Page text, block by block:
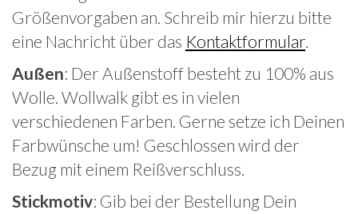
Größenvorgaben an. Schreib mir hierzu bitte
eine Nachricht über das Kontaktformular.
Außen: Der Außenstoff besteht zu 100% aus
Wolle. Wollwalk gibt es in vielen
verschiedenen Farben. Gerne setze ich Deinen
Farbwünsche um! Geschlossen wird der
Bezug mit einem Reißverschluss.
Stickmotiv: Gib bei der Bestellung Dein